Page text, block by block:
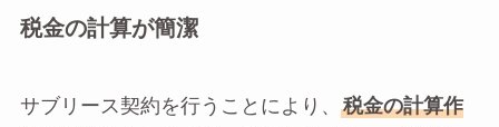
税金の計算が簡潔
サブリース契約を行うことにより、
税金の計算作